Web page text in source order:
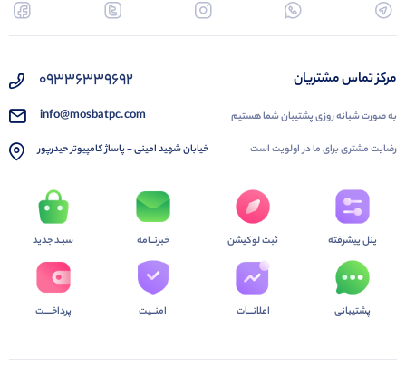
مرکز تماس مشتریان
به صورت شبانه روزی پشتیبان شما هستیم
رضایت مشتری برای ما در اولویت است
09336339692
info@mosbatpc.com
خیابان شهید امینی - پاساژ کامپیوتر حیدرپور
پنل پیشرفته
پشتیبانی
ثبت لوکیشن
اعلانـــات
خبرنــامه
امنــیت
سبـد جدید
پرداخــــت